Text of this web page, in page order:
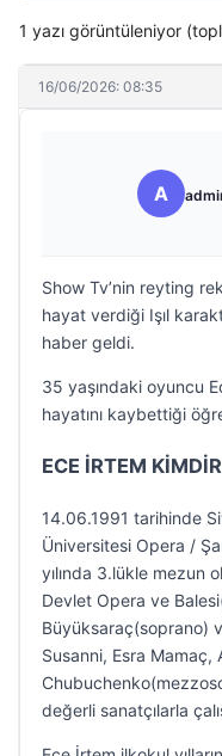
1 yazı görüntüleniyor
16/06/2026: 08:35
A
Show Tv’nin reyting
hayat verdiği Işıl
haber geldi.
35 yaşındaki oyuncu
hayatını kaybettiği
ECE İRTEM
14.06.1991 tarihinde
Üniversitesi Opera /
yılında 3.lükle mezun
Devlet Opera ve
Büyüksaraç(soprano)
Susanni, Esra Mamaç,
değerli sanatçılarla